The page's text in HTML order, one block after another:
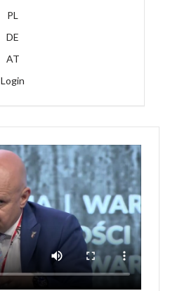
PL
DE
AT
Login